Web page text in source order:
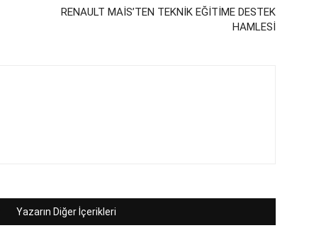
RENAULT MAİS’TEN TEKNİK EĞİTİME DESTEK
HAMLESİ
Yazarın Diğer İçerikleri